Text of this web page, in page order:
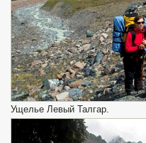
Ущелье Левый Талгар.